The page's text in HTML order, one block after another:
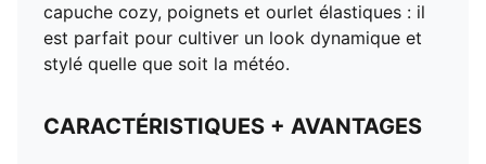
capuche cozy, poignets et ourlet élastiques : il
est parfait pour cultiver un look dynamique et
stylé quelle que soit la météo.
CARACTÉRISTIQUES + AVANTAGES